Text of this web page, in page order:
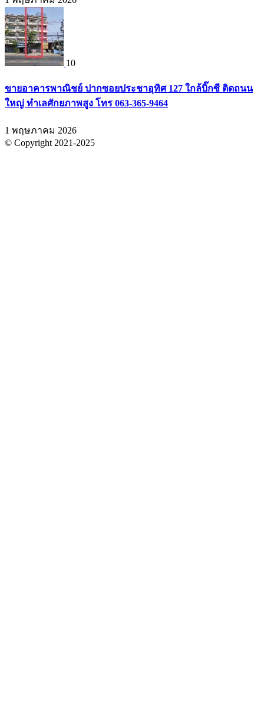
10
ขายอาคารพาณิชย์ ปากซอยประชาอุทิศ 127 ใกล้บิ๊กซี ติดถนน
ใหญ่ ทำเลศักยภาพสูง โทร 063-365-9464
1 พฤษภาคม 2026
© Copyright 2021-2025